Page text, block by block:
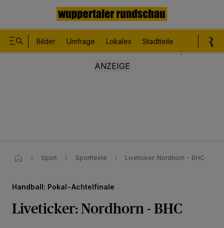
Bilder Umfrage Lokales Stadtteile
Sport Sporttexte Liveticker: Nordhorn - BHC
Handball: Pokal-Achtelfinale
Liveticker: Nordhorn - BHC